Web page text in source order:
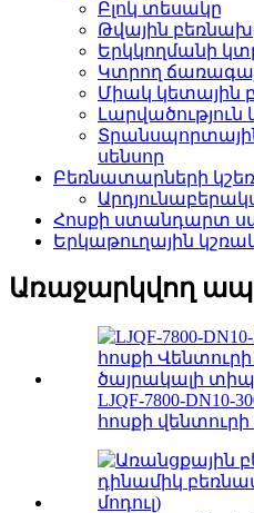
Բլոկ տեսակը
Թվային
Երկկողմանի
Կտրող
Միակ կետային
Լարվածություն
սենսոր
Բեռնատարների
Հոսքի ստանդարտ
Երկաթուղային
Առաջարկվող
LJQF-7800-
հոսքի